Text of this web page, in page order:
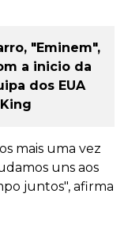
"Eminem",
a inicio da
dos EUA
mais uma vez
uns aos
juntos", afirma